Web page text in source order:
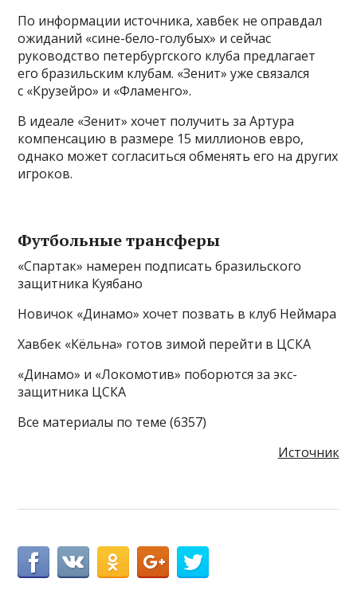
По информации источника, хавбек не оправдал
ожиданий «сине-бело-голубых» и сейчас
руководство петербургского клуба предлагает
его бразильским клубам. «Зенит» уже связался
с «Крузейро» и «Фламенго».
В идеале «Зенит» хочет получить за Артура
компенсацию в размере 15 миллионов евро,
однако может согласиться обменять его на других
игроков.
Футбольные трансферы
«Спартак» намерен подписать бразильского
защитника Куябано
Новичок «Динамо» хочет позвать в клуб Неймара
Хавбек «Кёльна» готов зимой перейти в ЦСКА
«Динамо» и «Локомотив» поборются за экс-
защитника ЦСКА
Все материалы по теме (6357)
Источник